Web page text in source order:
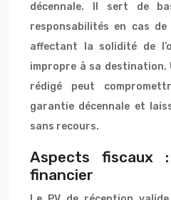
décennale. Il sert de
responsabilités en cas
affectant la solidité de
impropre à sa destination.
rédigé peut
garantie décennale et
sans recours.
Aspects fiscaux
financier